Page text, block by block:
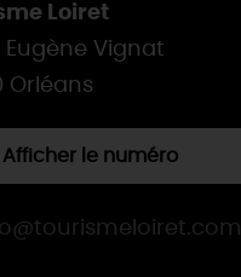
Loiret
Eugène Vignat
Orléans
Afficher le numéro